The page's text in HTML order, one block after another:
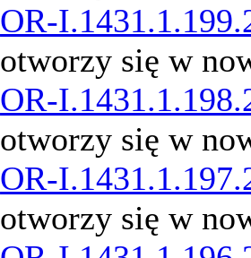
OR-
otworzy się w
OR-
otworzy się w
OR-
otworzy się w